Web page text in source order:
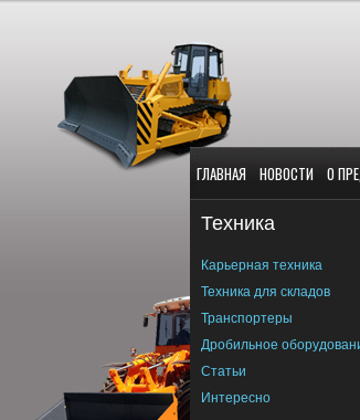
ГЛАВНАЯ НОВОСТИ О
Техника
Карьерная техника
Техника для складов
Транспортеры
Дробильное
Статьи
Интересно